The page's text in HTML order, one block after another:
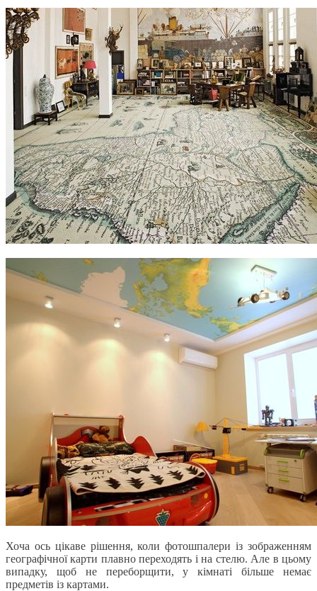
Хоча ось цікаве рішення, коли фотошпалери із зображенням
географічної карти плавно переходять і на стелю. Але в цьому
випадку, щоб не переборщити, у кімнаті більше немає
предметів із картами.